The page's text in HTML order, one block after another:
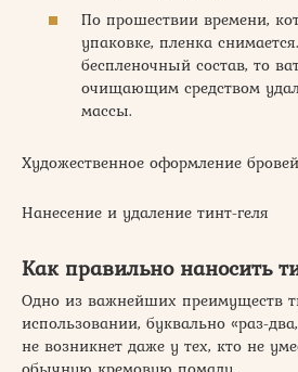
По прошествии времени,
упаковке, пленка
беспленочный состав, то
очищающим средством
массы.
Художественное оформление бровей
Нанесение и удаление тинт-геля
Как правильно наносить
Одно из важнейших преимуществ
использовании, буквально «раз-
не возникнет даже у тех, кто не